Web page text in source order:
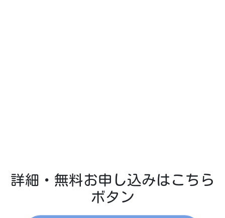
詳細・無料お申し込みはこちら
ボタン